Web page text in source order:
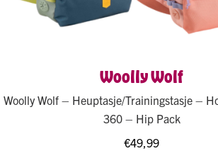
Woolly Wolf
Woolly Wolf – Heuptasje/Trainingstasje –
360 – Hip Pack
€49,99